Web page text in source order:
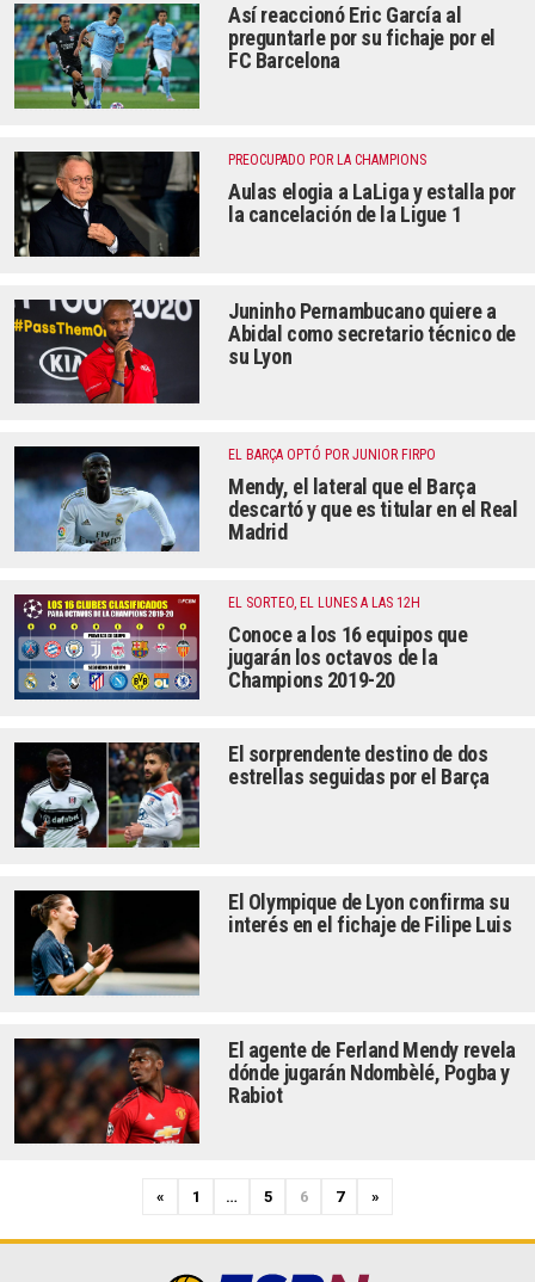
Así reaccionó Eric García al
preguntarle por su fichaje por el
FC Barcelona
PREOCUPADO POR LA CHAMPIONS
Aulas elogia a LaLiga y estalla por
la cancelación de la Ligue 1
Juninho Pernambucano quiere a
Abidal como secretario técnico de
su Lyon
EL BARÇA OPTÓ POR JUNIOR FIRPO
Mendy, el lateral que el Barça
descartó y que es titular en el Real
Madrid
EL SORTEO, EL LUNES A LAS 12H
Conoce a los 16 equipos que
jugarán los octavos de la
Champions 2019-20
El sorprendente destino de dos
estrellas seguidas por el Barça
El Olympique de Lyon confirma su
interés en el fichaje de Filipe Luis
El agente de Ferland Mendy revela
dónde jugarán Ndombèlé, Pogba y
Rabiot
«P
v
1 … 5 6 7
N
t
»